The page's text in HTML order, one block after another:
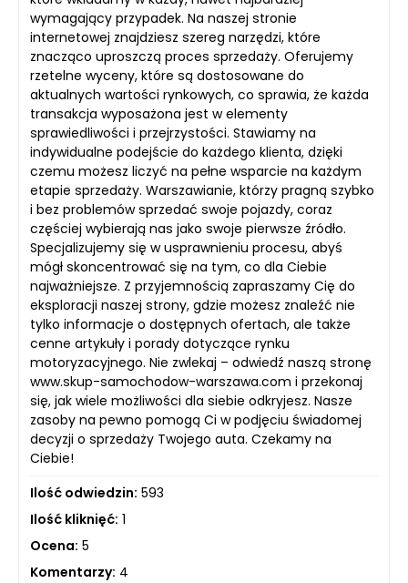
wymagający przypadek. Na naszej stronie
internetowej znajdziesz szereg narzędzi, które
znacząco uproszczą proces sprzedaży. Oferujemy
rzetelne wyceny, które są dostosowane do
aktualnych wartości rynkowych, co sprawia, że każda
transakcja wyposażona jest w elementy
sprawiedliwości i przejrzystości. Stawiamy na
indywidualne podejście do każdego klienta, dzięki
czemu możesz liczyć na pełne wsparcie na każdym
etapie sprzedaży. Warszawianie, którzy pragną szybko
i bez problemów sprzedać swoje pojazdy, coraz
częściej wybierają nas jako swoje pierwsze źródło.
Specjalizujemy się w usprawnieniu procesu, abyś
mógł skoncentrować się na tym, co dla Ciebie
najważniejsze. Z przyjemnością zapraszamy Cię do
eksploracji naszej strony, gdzie możesz znaleźć nie
tylko informacje o dostępnych ofertach, ale także
cenne artykuły i porady dotyczące rynku
motoryzacyjnego. Nie zwlekaj – odwiedź naszą stronę
www.skup-samochodow-warszawa.com i przekonaj
się, jak wiele możliwości dla siebie odkryjesz. Nasze
zasoby na pewno pomogą Ci w podjęciu świadomej
decyzji o sprzedaży Twojego auta. Czekamy na
Ciebie!
Ilość odwiedzin: 593
Ilość kliknięć: 1
Ocena: 5
Komentarzy: 4